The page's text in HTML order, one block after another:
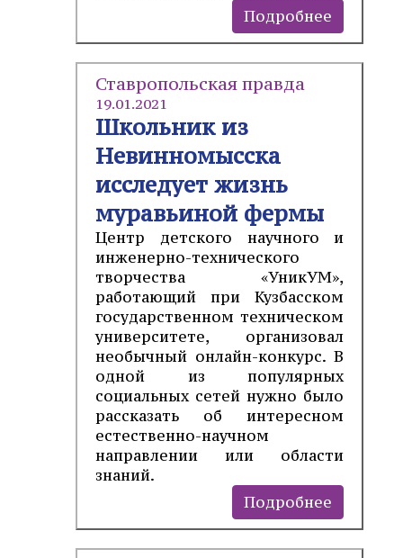
Подробнее
Ставропольская правда
19.01.2021
Школьник из
Невинномысска
исследует жизнь
муравьиной фермы
Центр детского научного и
инженерно-технического
творчества «УникУМ»,
работающий при Кузбасском
государственном техническом
университете, организовал
необычный онлайн-конкурс. В
одной из популярных
социальных сетей нужно было
рассказать об интересном
естественно-научном
направлении или области
знаний.
Подробнее